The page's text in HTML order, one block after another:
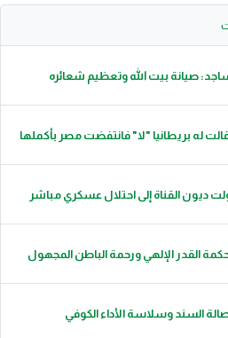
صيانة بيت الله وتعظيم شعائره
له بريطانيا "لا" فانتفضت مصر بأكملها
ديون القناة إلى احتلال عسكري مباشر
القدر الإلهي ورحمة الباطن المجهول
السند وسلاسة الأداء الكوفي